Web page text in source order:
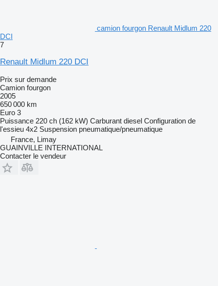
camion fourgon Renault Midlum 220
DCI
7
Renault Midlum 220 DCI
Prix sur demande
Camion fourgon
2005
650 000 km
Euro 3
Puissance 220 ch (162 kW) Carburant diesel Configuration de
l'essieu 4x2 Suspension pneumatique/pneumatique
France, Limay
GUAINVILLE INTERNATIONAL
Contacter le vendeur